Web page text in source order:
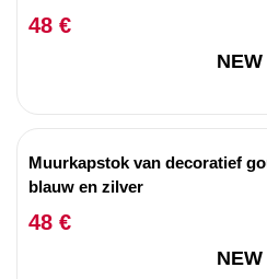
48 €
NEW
Muurkapstok van decoratief
blauw en zilver
48 €
NEW